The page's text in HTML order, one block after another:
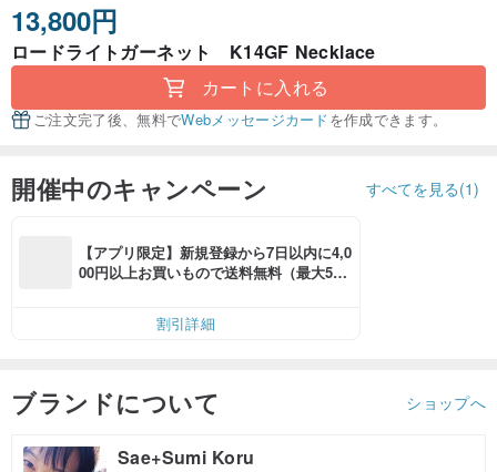
13,800円
ロードライトガーネット K14GF Necklace
カートに入れる
ご注文完了後、無料でWebメッセージカードを作成できます。
開催中のキャンペーン すべてを見る(1)
【アプリ限定】新規登録から7日以内に4,0
00円以上お買いもので送料無料（最大500
割引詳細
ブランドについて ショップへ
Sae+Sumi Koru